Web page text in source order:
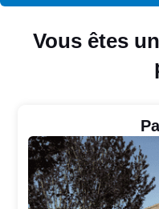
Vous êtes